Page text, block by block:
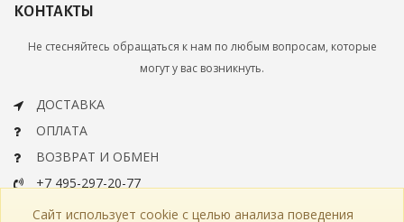
КОНТАКТЫ
Не стесняйтесь обращаться к нам по любым вопросам, которые
могут у вас возникнуть.
ДОСТАВКА
ОПЛАТА
ВОЗВРАТ И ОБМЕН
+7 495-297-20-77
info@bohemiaartclassic.ru
Сайт использует cookie с целью анализа поведения